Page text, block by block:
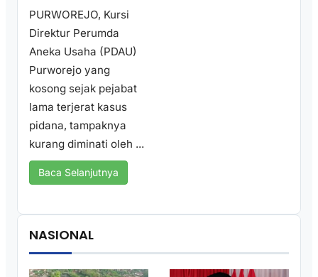
PURWOREJO, Kursi
Direktur Perumda
Aneka Usaha (PDAU)
Purworejo yang
kosong sejak pejabat
lama terjerat kasus
pidana, tampaknya
kurang diminati oleh ...
Baca Selanjutnya
NASIONAL